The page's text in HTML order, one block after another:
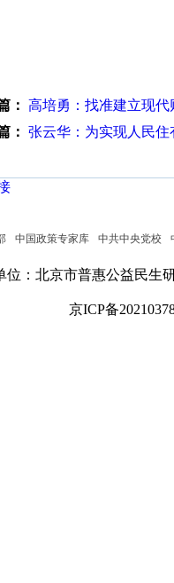
： 高培勇：找准建立现
： 张云华：为实现人民住
中国政策专家库 中共中央党校
位：北京市普惠公益民生
京ICP备